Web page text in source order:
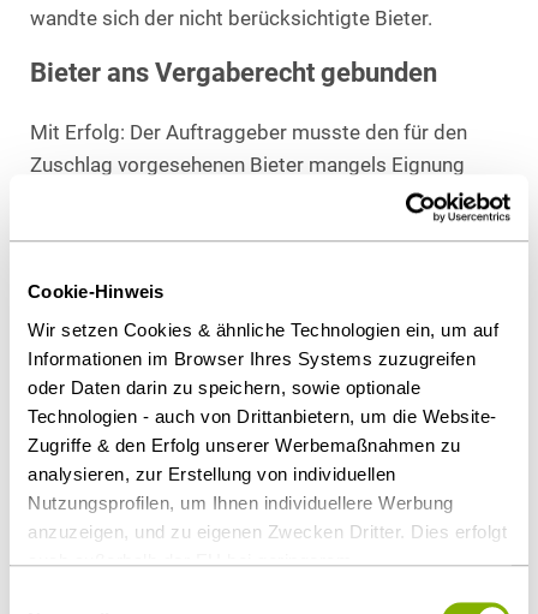
Cookie-Hinweis
Wir setzen Cookies & ähnliche Technologien ein, um auf
Informationen im Browser Ihres Systems zuzugreifen
oder Daten darin zu speichern, sowie optionale
Technologien - auch von Drittanbietern, um die Website-
Zugriffe & den Erfolg unserer Werbemaßnahmen zu
analysieren, zur Erstellung von individuellen
Nutzungsprofilen, um Ihnen individuellere Werbung
anzuzeigen, und zu eigenen Zwecken Dritter. Dies erfolgt
auch außerhalb der EU bei geringerem
wandte sich der nicht berücksichtigte Bieter.
Bieter ans Vergaberecht gebunden
Mit Erfolg: Der Auftraggeber musste den für den
Zuschlag vorgesehenen Bieter mangels Eignung
ausschließen. Die Verpflichtungserklärung des
Dritten reichte zum Nachweis seiner Eignung nicht
Eigengesellschaft selbst an das Vergaberecht
gebunden. Er hätte diese Leistung seinerseits
ausschreiben müssen.
Unbillige Behinderung
Der Auftraggeber hat den nicht berücksichtigten
Bieter gem. § 19 Abs. 2 Nr. 1 GWB unbillig um eine
Konzession behindert.